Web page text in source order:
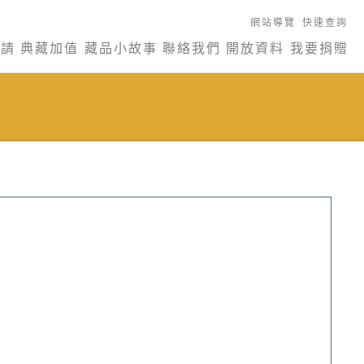
網站導覽 快速查詢
典藏加值 藏品小故事 聯絡我們 開放資料 我要捐贈